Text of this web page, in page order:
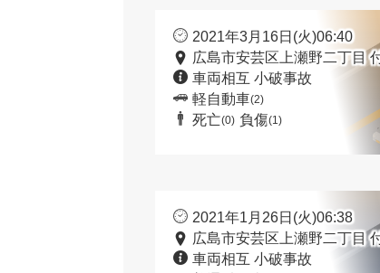
2021年3月16日(火)06:40
広島市安芸区上瀬野二丁目
車両相互 小破事故
軽自動車(2)
死亡(0) 負傷(1)
2021年1月26日(火)06:38
広島市安芸区上瀬野二丁目
車両相互 小破事故